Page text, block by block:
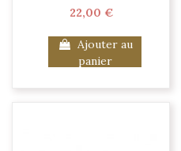
22,00 €
Ajouter au
panier